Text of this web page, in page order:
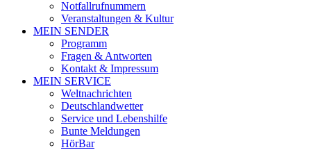
Notfallrufnummern
Veranstaltungen & Kultur
MEIN SENDER
Programm
Fragen & Antworten
Kontakt & Impressum
MEIN SERVICE
Weltnachrichten
Deutschlandwetter
Service und Lebenshilfe
Bunte Meldungen
HörBar